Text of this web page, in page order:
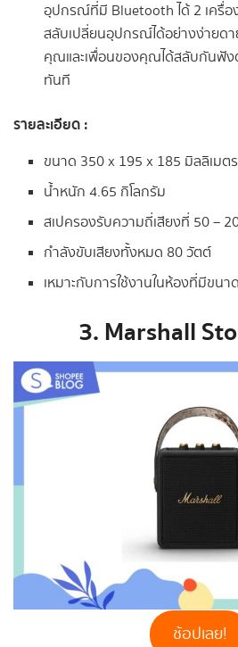
อุปกรณ์ที่มี Bluetooth ได้ 2 เครื่อ
สลับเปลี่ยนอุปกรณ์ได้อย่างง่ายด
คุณและเพื่อนของคุณได้สลับกันฟัง
ทันที
รายละเอียด :
ขนาด 350 x 195 x 185 มิลลิเมตร
น้ำหนัก 4.65 กิโลกรัม
สเปครองรับความถี่เสียงที่ 50 –
กำลังขับเสียงทั้งหมด 80 วัตต์
เหมาะกับการใช้งานในห้องที่มีขนา
3. Marshall
ช้อปเลย!